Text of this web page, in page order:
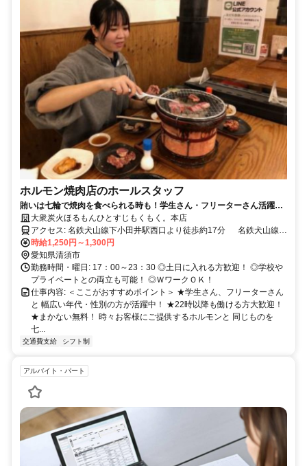
ホルモン焼肉店のホールスタッフ
賄いは七輪で焼肉を食べられる時も！学生さん・フリーターさん活躍
中！大衆炭火ほるもんひとすじもくもく。本店
アクセス: 名鉄犬山線下小田井駅西口より徒歩約17分 名鉄犬山線中
小田井駅出口より徒歩約20分
時給1,250円～1,300円
愛知県清須市
勤務時間・曜日: 17：00～23：30 ◎土日に入れる方歓迎！ ◎学校や
プライベートとの両立も可能！ ◎ＷワークＯＫ！
仕事内容: ＜ここがおすすめポイント＞ ★学生さん、フリーターさん
と 幅広い年代・性別の方が活躍中！ ★22時以降も働ける方大歓迎！
★まかない無料！ 時々お客様にご提供するホルモンと 同じものを
七...
交通費支給 シフト制
アルバイト・パート